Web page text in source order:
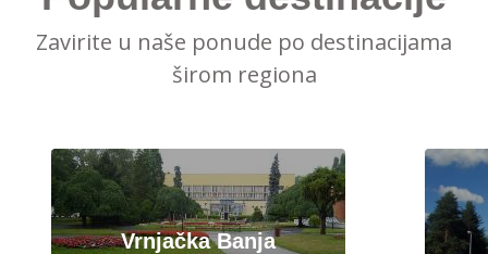
Zavirite u naše ponude po destinacijama
širom regiona
Vrnjačka Banja